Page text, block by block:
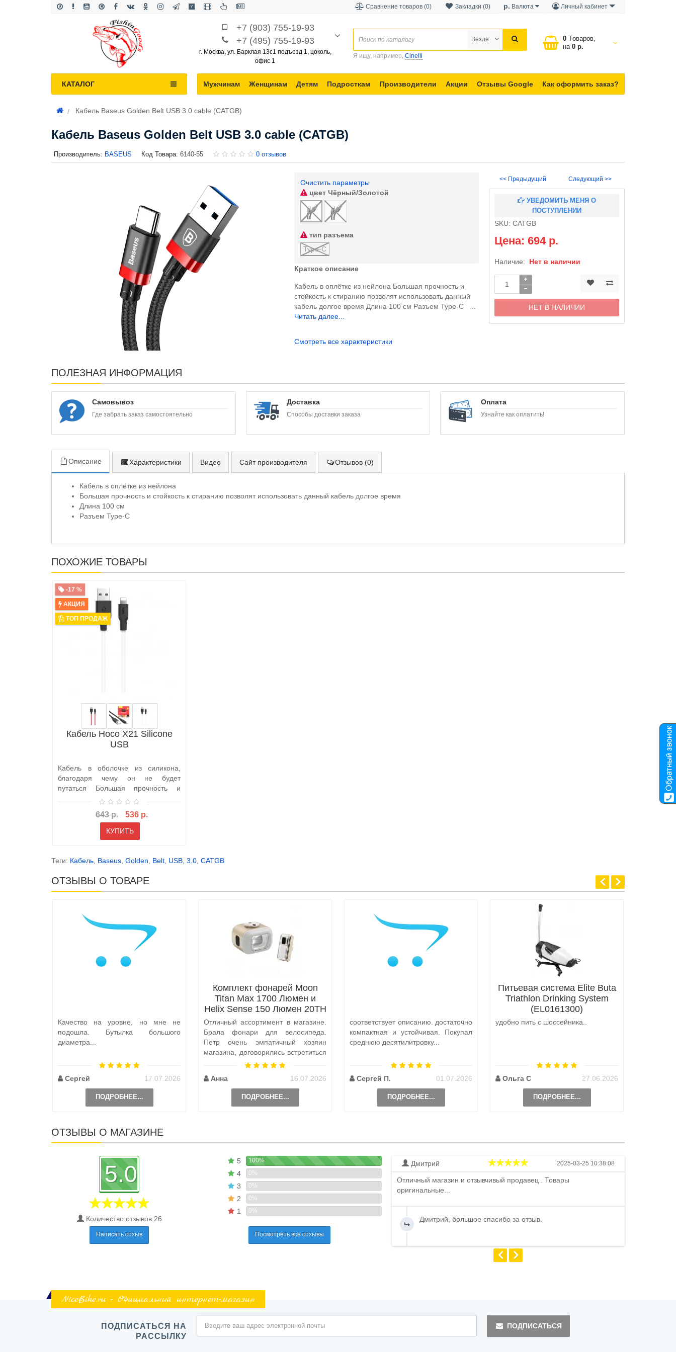
Личный кабинет
р. Валюта
Закладки (0)
Сравнение товаров (0)
+7 (903) 755-19-93
+7 (495) 755-19-93
г. Москва, ул. Барклая 13с1 подъезд 1, цоколь,
офис 1
0 Tоваров,
на
0 р.
Везде
Я ищу, например, Cinelli
Мужчинам Женщинам Детям Подросткам Производители Акции Отзывы Google Как оформить заказ?
КАТАЛОГ
Кабель Baseus Golden Belt USB 3.0 cable (CATGB)
Кабель Baseus Golden Belt USB 3.0 cable (CATGB)
Производитель: BASEUS Код Товара: 6140-55 0 отзывов
Очистить параметры
цветЧёрный/Золотой
тип разъема
Type-C
Краткое описание
Кабель в оплётке из нейлона Большая прочность и
стойкость к стиранию позволят использовать данный
кабель долгое время Длина 100 см Разъем Type-C ...
Читать далее...
Смотреть все характеристики
<< Предыдущий Следующий >>
УВЕДОМИТЬ МЕНЯ О
ПОСТУПЛЕНИИ
SKU: CATGB
Цена: 694 р.
Наличие: Нет в наличии
НЕТ В НАЛИЧИИ
ПОЛЕЗНАЯ ИНФОРМАЦИЯ
Самовывоз
Где забрать заказ самостоятельно
Доставка
Способы доставки заказа
Оплата
Узнайте как оплатить!
Описание Характеристики Видео Сайт производителя Отзывов (0)
Кабель в оплётке из нейлона
Большая прочность и стойкость к стиранию позволят использовать данный кабель долгое время
Длина 100 см
Разъем Type-C
ПОХОЖИЕ ТОВАРЫ
-17 %
АКЦИЯ
ТОП ПРОДАЖ
Кабель Hoco X21 Silicone
USB
Кабель в оболочке из силикона,
благодаря чему он не будет
путаться Большая прочность и
643 р. 536 р.
КУПИТЬ
Теги: Кабель Baseus Golden Belt USB 3.0 CATGB
ОТЗЫВЫ О ТОВАРЕ
Качество на уровне, но мне не
подошла. Бутылка большого
диаметра...
Сергей 17.07.2026
ПОДРОБНЕЕ...
Комплект фонарей Moon
Titan Max 1700 Люмен и
Helix Sense 150 Люмен 20TH
Anniversary Edition
Отличный ассортимент в магазине.
Брала фонари для велосипеда.
Петр очень эмпатичный хозяин
магазина, договорились встретиться
по пути, чтобы передать ..
Анна
16.07.2026
ПОДРОБНЕЕ...
соответствует описанию. достаточно
компактная и устойчивая. Покупал
среднюю десятилитровку...
Сергей П. 01.07.2026
ПОДРОБНЕЕ...
Питьевая система Elite Buta
Triathlon Drinking System
(EL0161300)
удобно пить с шоссейника..
Ольга С 27.06.2026
ПОДРОБНЕЕ...
ОТЗЫВЫ О МАГАЗИНЕ
5.0
Количество отзывов 26
Написать отзыв
5 100%
4 0%
3 0%
2 0%
1 0%
Посмотреть все отзывы
Дмитрий 2025-03-25 10:38:08
Отличный магазин и отзывчивый продавец . Товары
оригинальные...
Дмитрий, большое спасибо за отзыв.
NiceBike.ru - Официальный интернет-магазин
ПОДПИСАТЬСЯ НА
РАССЫЛКУ
ПОДПИСАТЬСЯ